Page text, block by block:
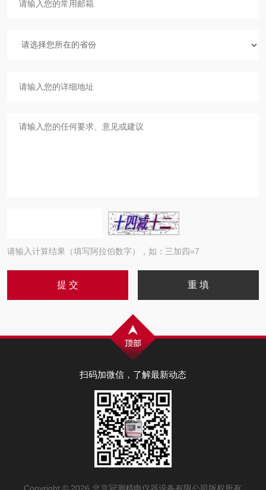
请输入计算结果（填写阿拉伯数字），如：三加四=7
扫码加微信，了解最新动态
Copyright © 2026 北京冠测精电仪器设备有限公司版权所有